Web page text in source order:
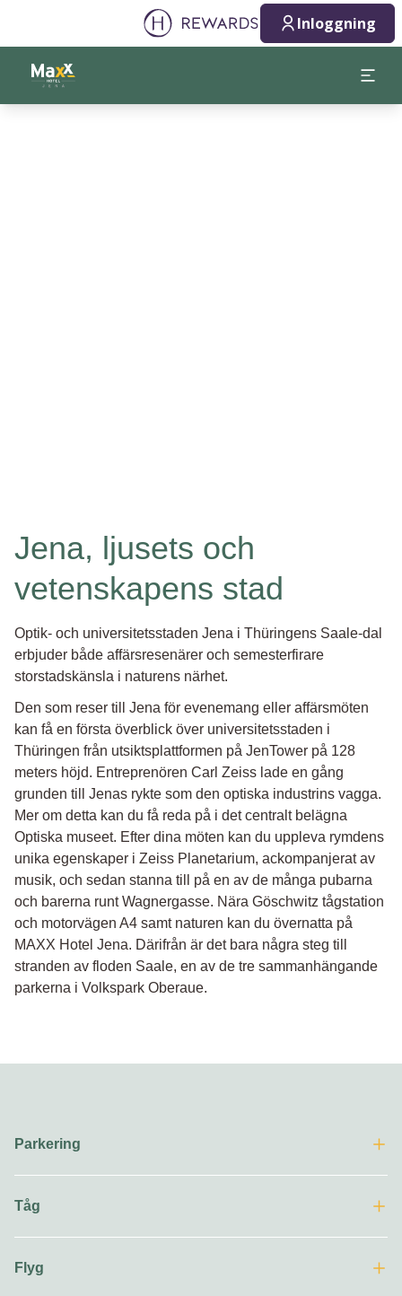
Inloggning
Jena, ljusets och
vetenskapens stad
Optik- och universitetsstaden Jena i Thüringens Saale-dal
erbjuder både affärsresenärer och semesterfirare
storstadskänsla i naturens närhet.
Den som reser till Jena för evenemang eller affärsmöten
kan få en första överblick över universitetsstaden i
Thüringen från utsiktsplattformen på JenTower på 128
meters höjd. Entreprenören Carl Zeiss lade en gång
grunden till Jenas rykte som den optiska industrins vagga.
Mer om detta kan du få reda på i det centralt belägna
Optiska museet. Efter dina möten kan du uppleva rymdens
unika egenskaper i Zeiss Planetarium, ackompanjerat av
musik, och sedan stanna till på en av de många pubarna
och barerna runt Wagnergasse. Nära Göschwitz tågstation
och motorvägen A4 samt naturen kan du övernatta på
MAXX Hotel Jena. Därifrån är det bara några steg till
stranden av floden Saale, en av de tre sammanhängande
parkerna i Volkspark Oberaue.
Parkering
Tåg
Flyg